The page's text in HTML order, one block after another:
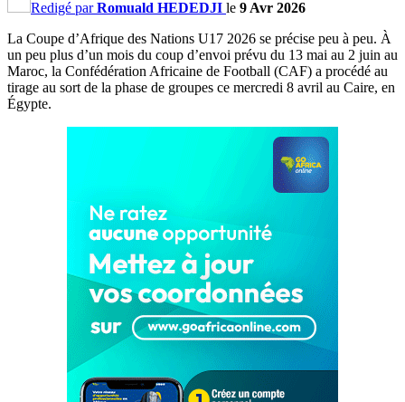
Redigé parRomuald HEDEDJI le 9 Avr 2026
La Coupe d’Afrique des Nations U17 2026 se précise peu à peu. À
un peu plus d’un mois du coup d’envoi prévu du 13 mai au 2 juin au
Maroc, la Confédération Africaine de Football (CAF) a procédé au
tirage au sort de la phase de groupes ce mercredi 8 avril au Caire, en
Égypte.